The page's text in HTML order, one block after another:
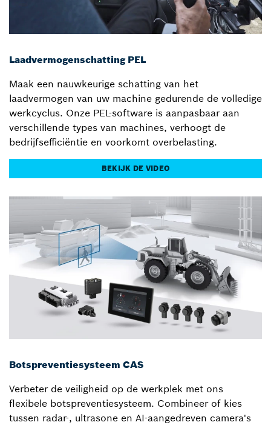
Laadvermogenschatting PEL
Maak een nauwkeurige schatting van het
laadvermogen van uw machine gedurende de volledige
werkcyclus. Onze PEL-software is aanpasbaar aan
verschillende types van machines, verhoogt de
bedrijfsefficiëntie en voorkomt overbelasting.
BEKIJK DE VIDEO
Botspreventiesysteem CAS
Verbeter de veiligheid op de werkplek met ons
flexibele botspreventiesysteem. Combineer of kies
tussen radar-, ultrasone en AI-aangedreven camera's